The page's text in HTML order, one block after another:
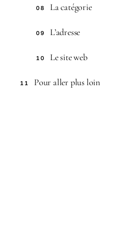
08 La catégorie
09 L’adresse
10 Le site web
11 Pour aller plus loin